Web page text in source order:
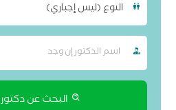
النوع (ليس إجباري)
البحث عن دكتور